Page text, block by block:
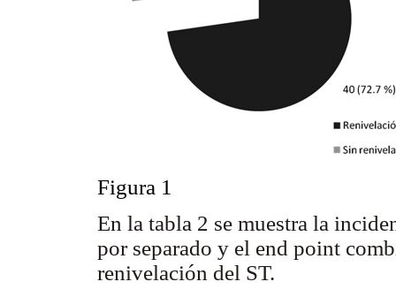
Figura 1
En la tabla 2 se muestra la
por separado y el end point
renivelación del ST.